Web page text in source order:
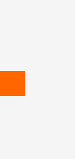
DÉCALCIFIANT
DE BAIN